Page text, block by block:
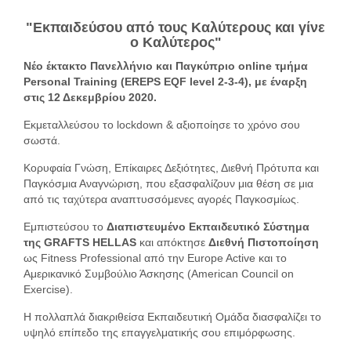
"Εκπαιδεύσου από τους Καλύτερους και γίνε
ο Καλύτερος"
Νέο έκτακτο Πανελλήνιο και Παγκύπριο online τμήμα
Personal Training (EREPS EQF level 2-3-4), με έναρξη
στις 12 Δεκεμβρίου 2020.
Εκμεταλλεύσου το lockdown & αξιοποίησε το χρόνο σου
σωστά.
Κορυφαία Γνώση, Επίκαιρες Δεξιότητες, Διεθνή Πρότυπα και
Παγκόσμια Αναγνώριση, που εξασφαλίζουν μια θέση σε μια
από τις ταχύτερα αναπτυσσόμενες αγορές Παγκοσμίως.
Εμπιστεύσου το Διαπιστευμένο Εκπαιδευτικό Σύστημα
της GRAFTS HELLAS και απόκτησε Διεθνή Πιστοποίηση
ως Fitness Professional από την Europe Active και το
Αμερικανικό Συμβούλιο Άσκησης (American Council on
Exercise).
Η πολλαπλά διακριθείσα Εκπαιδευτική Ομάδα διασφαλίζει το
υψηλό επίπεδο της επαγγελματικής σου επιμόρφωσης.